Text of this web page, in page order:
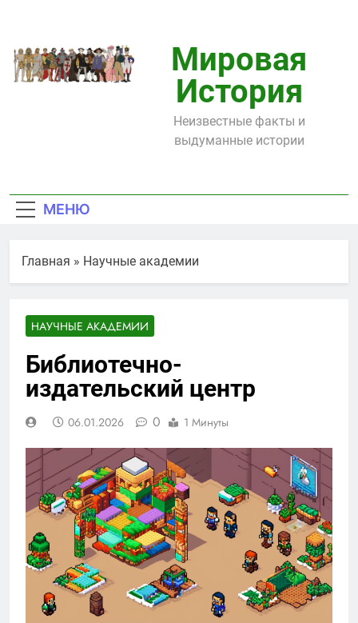
содержимому
Мировая
История
Неизвестные факты и
выдуманные истории
МЕНЮ
Главная » Научные академии
НАУЧНЫЕ АКАДЕМИИ
Библиотечно-
издательский центр
06.01.2026 0 1 Минуты